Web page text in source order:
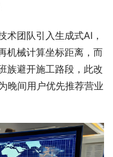
术团队引入生成式AI，
机械计算坐标距离，而
族避开施工路段，此改
晚间用户优先推荐营业